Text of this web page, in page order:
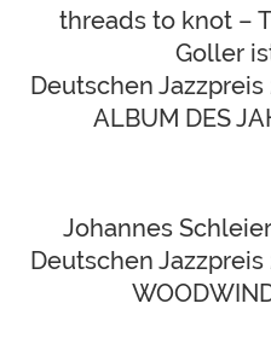
threads to knot –
Goller
Deutschen
ALBUM DES
Johannes
Deutschen